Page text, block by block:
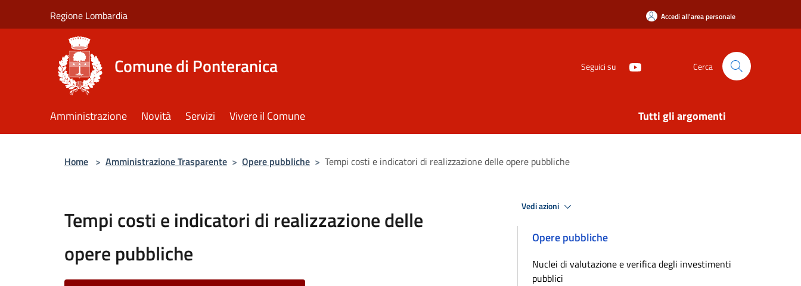
Regione Lombardia Accedi all'area personale
Comune di Ponteranica Seguici su Cerca
Amministrazione Novità Servizi Vivere il Comune Tutti gli argomenti
Home > Amministrazione Trasparente > Opere pubbliche > Tempi costi e indicatori di realizzazione delle opere pubbliche
Tempi costi e indicatori di realizzazione delle
opere pubbliche
Vedi azioni
Opere pubbliche
Nuclei di valutazione e verifica degli investimenti
pubblici